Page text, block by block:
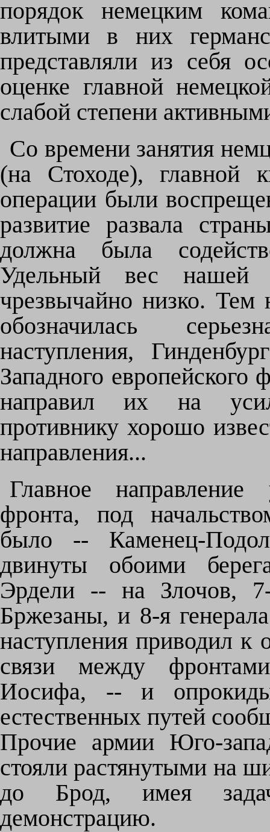
порядок немецким
влитыми в них
представляли из себя
оценке главной
слабой степени
Со времени занятия
(на Стоходе), главной
операции были
развитие развала
должна была
Удельный вес нашей
чрезвычайно низко. Тем
обозначилась
наступления,
Западного европейского
направил их на
противнику хорошо
направления...
Главное
фронта, под
было -- Каменец-
двинуты обоими
Эрдели -- на Злочов,
Бржезаны, и 8-я
наступления приводил
связи между
Иосифа, -- и
естественных путей
Прочие армии Юго-
стояли растянутыми на
до Брод, имея
демонстрацию.